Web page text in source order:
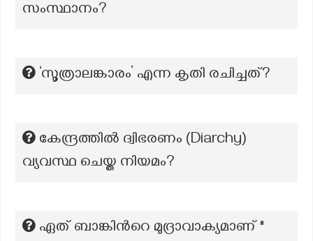
സംസ്ഥാനം?
‘സൂത്രാലങ്കാരം’ എന്ന കൃതി രചിച്ചത്?
കേന്ദ്രത്തിൽ ദ്വിഭരണം (Diarchy)
വ്യവസ്ഥ ചെയ്ത നിയമം?
ഏത് ബാങ്കിന്‍റെ മുദ്രാവാക്യമാണ് "